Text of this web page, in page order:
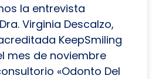
la entrevista
Virginia Descalzo,
KeepSmiling
mes de noviembre
«Odonto Del